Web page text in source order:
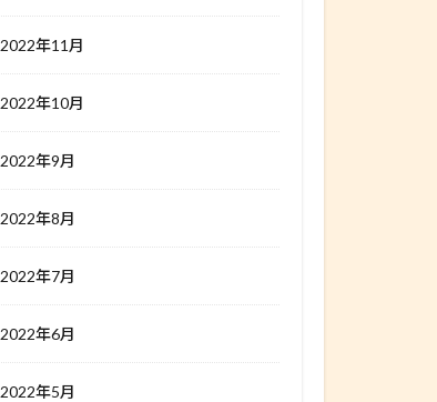
2022年11月
2022年10月
2022年9月
2022年8月
2022年7月
2022年6月
2022年5月